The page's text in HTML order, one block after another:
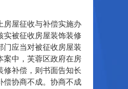
屋征收与补偿实施办
实被征收房屋装饰装修
门应当对被征收房屋装
案中，芙蓉区政府在房
修补偿，则书面告知长
偿协商不成。协商不成